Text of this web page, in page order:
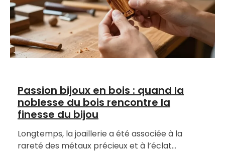
Passion bijoux en bois : quand la
noblesse du bois rencontre la
finesse du bijou
Longtemps, la joaillerie a été associée à la
rareté des métaux précieux et à l’éclat…